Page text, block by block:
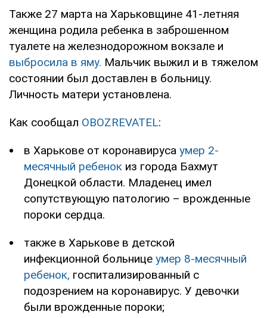
Также 27 марта на Харьковщине 41-летняя
женщина родила ребенка в заброшенном
туалете на железнодорожном вокзале и
выбросила в яму. Мальчик выжил и в тяжелом
состоянии был доставлен в больницу.
Личность матери установлена.
Как сообщал OBOZREVATEL:
в Харькове от коронавируса умер 2-
месячный ребенок из города Бахмут
Донецкой области. Младенец имел
сопутствующую патологию – врожденные
пороки сердца.
также в Харькове в детской
инфекционной больнице умер 8-месячный
ребенок, госпитализированный с
подозрением на коронавирус. У девочки
были врожденные пороки;